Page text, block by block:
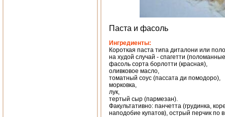
Паста и фасоль
Ингредиенты:
Короткая паста типа диталони или
на худой случай - спагетти
фасоль сорта борлотти (красная),
оливковое масло,
томатный соус (пассата ди помодоро),
морковка,
лук,
тертый сыр (пармезан).
Факультативно: панчетта (грудинка,
наподобие купатов), острый перчик по